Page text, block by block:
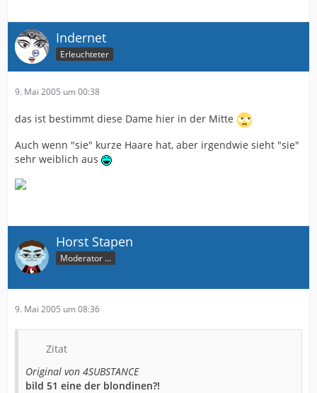
Indernet
Erleuchteter
9. Mai 2005 um 00:38
das ist bestimmt diese Dame hier in der Mitte
Auch wenn "sie" kurze Haare hat, aber irgendwie sieht "sie"
sehr weiblich aus
Horst Stapen
Moderator ...
9. Mai 2005 um 08:36
Zitat
Original von 4SUBSTANCE
bild 51 eine der blondinen?!